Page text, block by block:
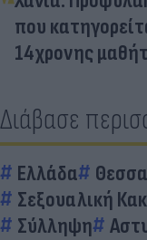
που
14χρονης
Διάβασε
Ελλάδα
Σεξουαλική
Σύλληψη